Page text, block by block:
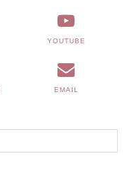
YOUTUBE
EMAIL